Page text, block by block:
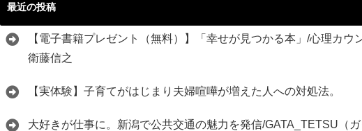
最近の投稿
【電子書籍プレゼント（無料）】「幸せが見つかる本」/心理カウ
衛藤信之
【実体験】子育てがはじまり夫婦喧嘩が増えた人への対処法。
大好きが仕事に。新潟で公共交通の魅力を発信/GATA_TETSU（